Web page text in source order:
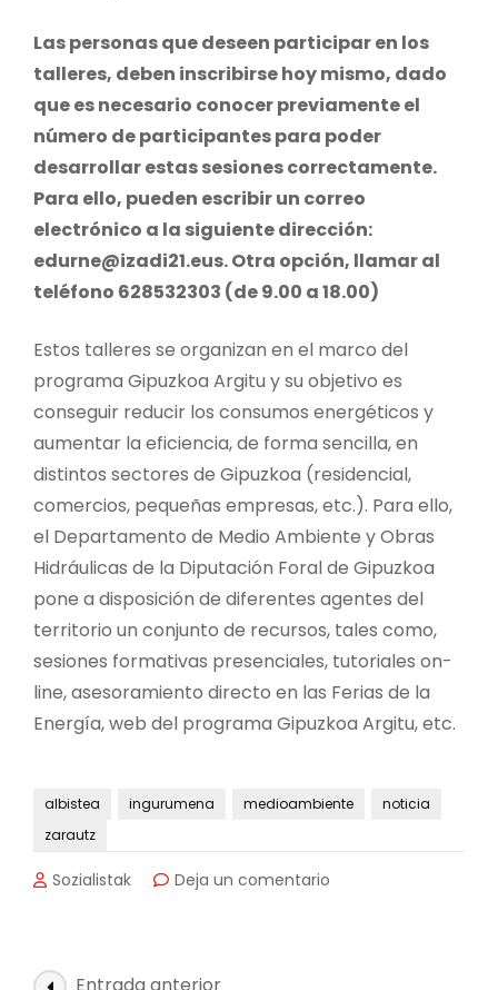
Las personas que deseen participar en los
talleres, deben inscribirse hoy mismo, dado
que es necesario conocer previamente el
número de participantes para poder
desarrollar estas sesiones correctamente.
Para ello, pueden escribir un correo
electrónico a la siguiente dirección:
edurne@izadi21.eus. Otra opción, llamar al
teléfono 628532303 (de 9.00 a 18.00)
Estos talleres se organizan en el marco del
programa Gipuzkoa Argitu y su objetivo es
conseguir reducir los consumos energéticos y
aumentar la eficiencia, de forma sencilla, en
distintos sectores de Gipuzkoa (residencial,
comercios, pequeñas empresas, etc.). Para ello,
el Departamento de Medio Ambiente y Obras
Hidráulicas de la Diputación Foral de Gipuzkoa
pone a disposición de diferentes agentes del
territorio un conjunto de recursos, tales como,
sesiones formativas presenciales, tutoriales on-
line, asesoramiento directo en las Ferias de la
Energía, web del programa Gipuzkoa Argitu, etc.
albistea ingurumena medioambiente
noticia
zarautz
Sozialistak Deja un comentario